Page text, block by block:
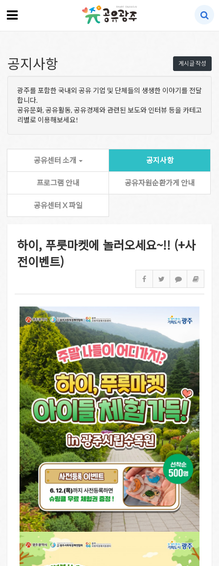
게시글 작성
공지사항
광주를 포함한 국내외 공유 기업 및 단체들의 생생한 이야기를 전달
합니다.
공유문화, 공유활동, 공유경제와 관련된 보도와 인터뷰 등을 카테고
리별로 이용해보세요!
공유센터 소개 공지사항
프로그램 안내 공유자원순환가게 안내
공유센터 X 파일
하이, 푸릇마켓에 놀러오세요~!! (+사
전이벤트)